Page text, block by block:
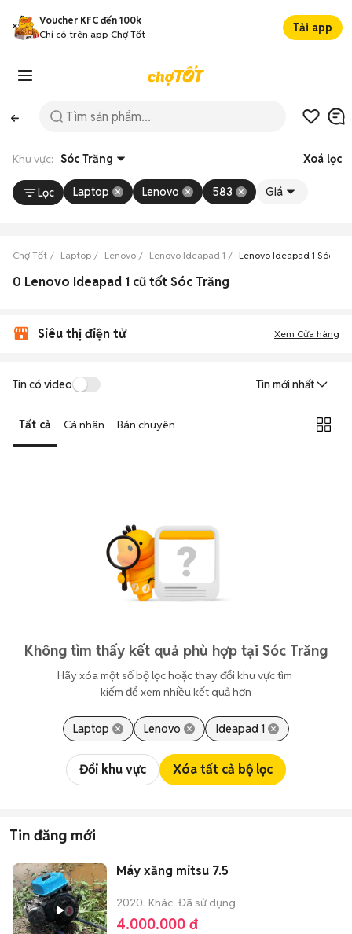
Voucher KFC đến 100k
Chỉ có trên app Chợ Tốt
Tải app
Khu vực: Sóc Trăng Xoá lọc
Lọc Laptop Lenovo 583 Giá
Chợ Tốt Laptop Lenovo Lenovo Ideapad 1 Lenovo Ideapad 1 Sóc
0 Lenovo Ideapad 1 cũ tốt Sóc Trăng
Siêu thị điện tử Xem Cửa hàng
Tin có video Tin mới nhất
Tất cả Cá nhân Bán chuyên
Không tìm thấy kết quả phù hợp tại Sóc Trăng
Hãy xóa một số bộ lọc hoặc thay đổi khu vực tìm
kiếm để xem nhiều kết quả hơn
Laptop Lenovo Ideapad 1
Đổi khu vực Xóa tất cả bộ lọc
Tin đăng mới
Máy xăng mitsu 7.5
2020 Khác Đã sử dụng
4.000.000 đ